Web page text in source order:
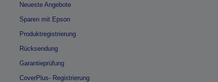
Neueste Angebote
Sparen mit Epson
Produktregistrierung
Rücksendung
Garantieprüfung
CoverPlus- Registrierung